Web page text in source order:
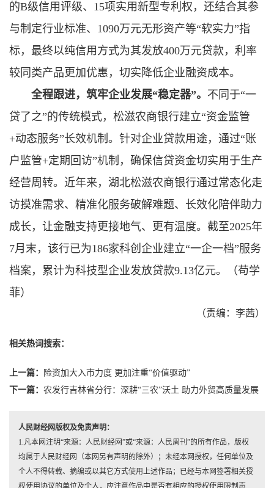
的B级信用评级、15项实用新型专利权，还结合其参
与制定行业标准、1090万元无形资产等“软实力”指
标，最终以纯信用方式为其发放400万元贷款，利率
较同类产品更加优惠，切实降低企业融资成本。
全程跟进，筑牢企业发展“稳定器”。 不同于“一
贷了之”的传统模式，松滋农商银行建立“资金监管
+动态服务”长效机制。针对企业贷款用途，通过“账
户监管+定期回访”机制，确保信贷资金切实用于生产
经营周转。近年来，湖北松滋农商银行通过常态化走
访摸准需求、精准化服务破解难题、长效化陪伴助力
成长，让金融支持更接地气、更有温度。截至2025年
7月末，该行已为186家科创企业建立“一企一档”服务
档案，累计为科技型企业发放贷款9.13亿元。（苟学
菲）
（责编：李茜）
相关热词搜索：
上一篇：
险资加大入市力度 更加注重“价值驱动”
下一篇： 农发行吉林省分行：深耕“三农”沃土 助力外贸高质量发展
人民财经网版权及免责声明：
1.凡本网注明“来源：人民财经网”或“来源：人民周刊”的所有作品，版权
均属于人民财经网（本网另有声明的除外）；未经本网授权，任何单位及
个人不得转载、摘编或以其它方式使用上述作品；已经与本网签署相关授
权使用协议的单位及个人，应注意作品中是否有相应的授权使用限制声